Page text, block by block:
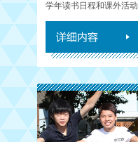
学年读书日程和课外活动